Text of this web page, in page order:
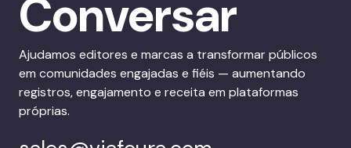
Conversar
Ajudamos editores e marcas a transformar públicos
em comunidades engajadas e fiéis — aumentando
registros, engajamento e receita em plataformas
próprias.